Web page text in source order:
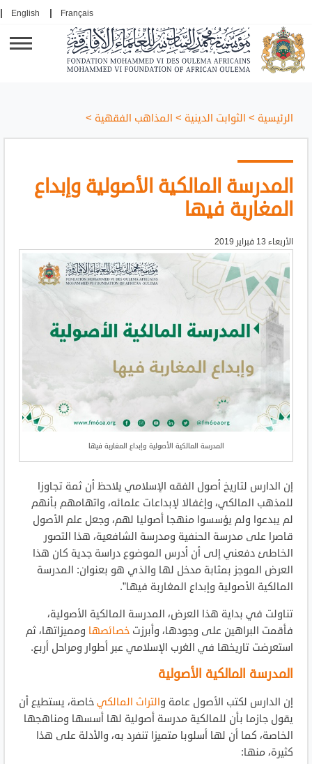
Français
English
الرئيسية > الثوابت الدينية > المذاهب الفقهية >
المدرسة المالكية الأصولية وإبداع
المغاربة فيها
الأربعاء 13 فبراير 2019
المدرسة المالكية الأصولية وإبداع المغاربة فيها
إن الدارس لتاريخ أصول الفقه الإسلامي يلاحظ أن ثمة تجاوزا
للمذهب المالكي، وإغفالا لإبداعات علمائه، واتهامهم بأنهم
لم يبدعوا ولم يؤسسوا منهجا أصوليا لهم، وجعل علم الأصول
قاصرا على مدرسة الحنفية ومدرسة الشافعية، هذا التصور
الخاطئ دفعني إلى أن أدرس الموضوع دراسة جدية كان هذا
العرض الموجز بمثابة مدخل لها والذي هو بعنوان: المدرسة
المالكية الأصولية وإبداع المغاربة فيها”.
تناولت في بداية هذا العرض، المدرسة المالكية الأصولية،
فأقمت البراهين على وجودها، وأبرزت خصائصها ومميزاتها، ثم
استعرضت تاريخها في الغرب الإسلامي عبر أطوار ومراحل أربع.
المدرسة المالكية الأصولية
إن الدارس لكتب الأصول عامة والتراث المالكيخاصة، يستطيع أن
يقول جازما بأن للمالكية مدرسة أصولية لها أسسها ومناهجها
الخاصة، كما أن لها أسلوبا متميزا تنفرد به، والأدلة على هذا
كثيرة، منها: